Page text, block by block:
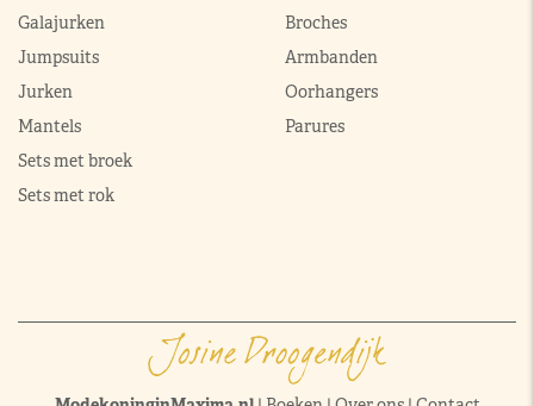
Galajurken
Jumpsuits
Jurken
Mantels
Sets met broek
Sets met rok
Broches
Armbanden
Oorhangers
Parures